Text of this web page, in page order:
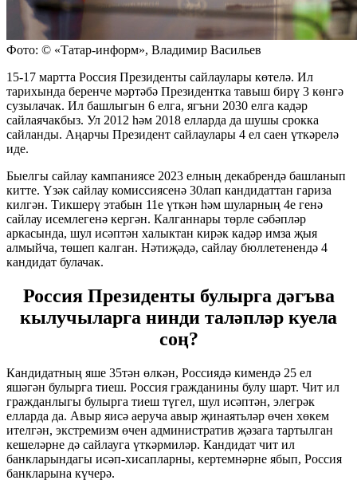
Фото: © «Татар-информ», Владимир Васильев
15-17 мартта Россия Президенты сайлаулары көтелә. Ил
тарихында беренче мәртәбә Президентка тавыш бирү 3 көнгә
сузылачак. Ил башлыгын 6 елга, ягъни 2030 елга кадәр
сайлаячакбыз. Ул 2012 һәм 2018 елларда да шушы срокка
сайланды. Аңарчы Президент сайлаулары 4 ел саен үткәрелә
иде.
Быелгы сайлау кампаниясе 2023 елның декабрендә башланып
китте. Үзәк сайлау комиссиясенә 30лап кандидаттан гариза
килгән. Тикшерү этабын 11е үткән һәм шуларның 4е генә
сайлау исемлегенә кергән. Калганнары төрле сәбәпләр
аркасында, шул исәптән халыктан кирәк кадәр имза җыя
алмыйча, төшеп калган. Нәтиҗәдә, сайлау бюллетенендә 4
кандидат булачак.
Россия Президенты булырга дәгъва
кылучыларга нинди таләпләр куела
соң?
Кандидатның яше 35тән өлкән, Россиядә кимендә 25 ел
яшәгән булырга тиеш. Россия гражданины булу шарт. Чит ил
гражданлыгы булырга тиеш түгел, шул исәптән, элегрәк
елларда да. Авыр яисә аеруча авыр җинаятьләр өчен хөкем
ителгән, экстремизм өчен административ җәзага тартылган
кешеләрне дә сайлауга үткәрмиләр. Кандидат чит ил
банкларындагы исәп-хисапларны, кертемнәрне ябып, Россия
банкларына күчерә.